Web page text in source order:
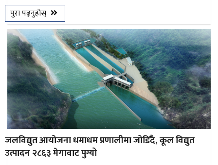
पुरा पढ्नुहोस्
जलविद्युत आयोजना धमाधम प्रणालीमा जोडिँदै, कूल विद्युत
उत्पादन २८६३ मेगावाट पुग्यो